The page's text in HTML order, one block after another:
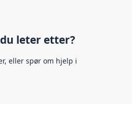
leter etter?
eller spør om hjelp i